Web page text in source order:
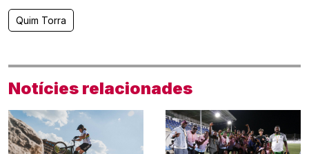
Quim Torra
Notícies relacionades